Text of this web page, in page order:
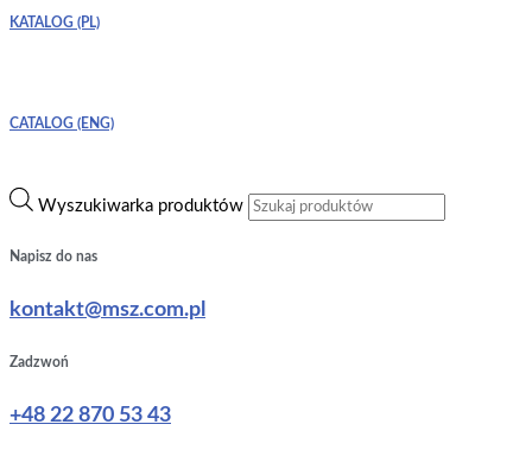
KATALOG (PL)
CATALOG (ENG)
Wyszukiwarka produktów
Napisz do nas
kontakt@msz.com.pl
Zadzwoń
+48 22 870 53 43